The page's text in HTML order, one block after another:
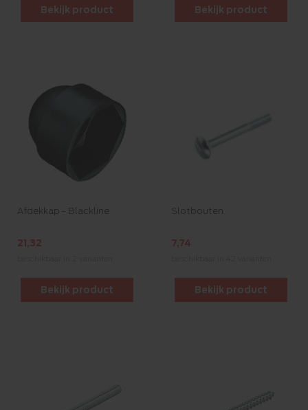
Bekijk product Bekijk product
Afdekkap - Blackline
21,32
Bekijk product
Slotbouten
7,74
Bekijk product